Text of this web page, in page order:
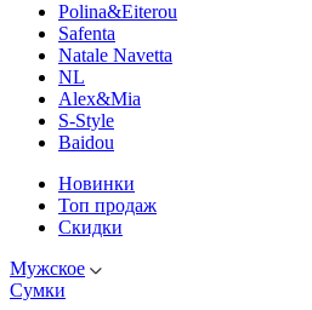
Polina&Eiterou
Safenta
Natale Navetta
NL
Alex&Mia
S-Style
Baidou
Новинки
Топ продаж
Скидки
Мужское
Сумки